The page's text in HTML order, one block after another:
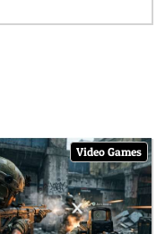
Video Games